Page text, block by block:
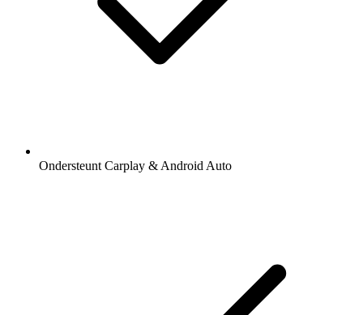
Ondersteunt Carplay & Android Auto